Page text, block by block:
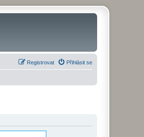
Přihlásit se
Registrovat